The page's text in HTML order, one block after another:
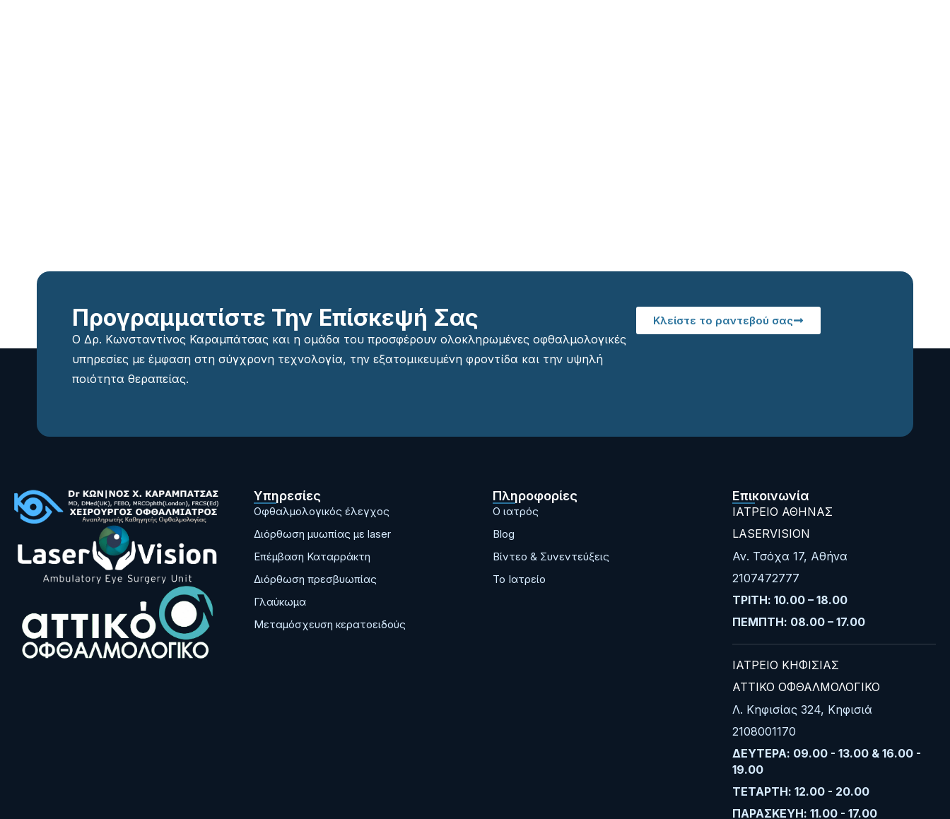
Προγραμματίστε Την Επίσκεψή Σας
Ο Δρ. Κωνσταντίνος Καραμπάτσας και η ομάδα του προσφέρουν ολοκληρωμένες οφθαλμολογικές
υπηρεσίες με έμφαση στη σύγχρονη τεχνολογία, την εξατομικευμένη φροντίδα και την υψηλή
ποιότητα θεραπείας.
Κλείστε το ραντεβού σας
Υπηρεσίες
Οφθαλμολογικός έλεγχος
Διόρθωση μυωπίας με laser
Επέμβαση Καταρράκτη
Διόρθωση πρεσβυωπίας
Γλαύκωμα
Μεταμόσχευση κερατοειδούς
Πληροφορίες
Ο ιατρός
Blog
Bίντεο & Συνεντεύξεις
Το Ιατρείο
Επικοινωνία
ΙΑΤΡΕΙΟ ΑΘΗΝΑΣ
LASERVISION
Αν. Τσόχα 17, Αθήνα
2107472777
ΤΡΙΤΗ: 10.00 – 18.00
ΠΕΜΠΤΗ: 08.00 – 17.00
ΙΑΤΡΕΙΟ ΚΗΦΙΣΙΑΣ
ΑΤΤΙΚΟ ΟΦΘΑΛΜΟΛΟΓΙΚΟ
Λ. Κηφισίας 324, Κηφισιά
2108001170
ΔΕΥΤΕΡΑ: 09.00 - 13.00 & 16.00 -
19.00
ΤΕΤΑΡΤΗ: 12.00 - 20.00
ΠΑΡΑΣΚΕΥΗ: 11.00 - 17.00